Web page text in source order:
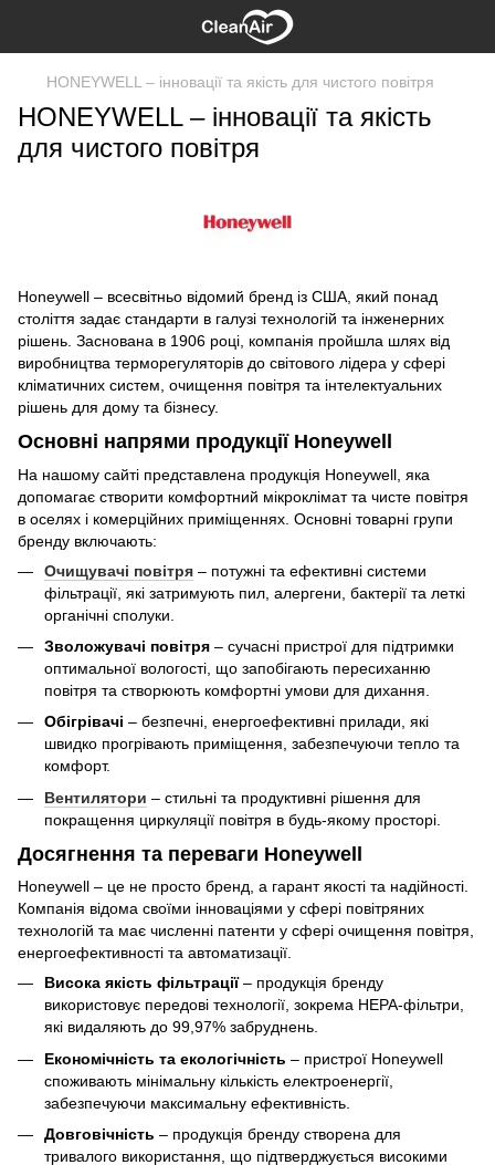
HONEYWELL – інновації та якість для чистого повітря
HONEYWELL – інновації та якість
для чистого повітря
Honeywell – всесвітньо відомий бренд із США, який понад
століття задає стандарти в галузі технологій та інженерних
рішень. Заснована в 1906 році, компанія пройшла шлях від
виробництва терморегуляторів до світового лідера у сфері
кліматичних систем, очищення повітря та інтелектуальних
рішень для дому та бізнесу.
Основні напрями продукції Honeywell
На нашому сайті представлена продукція Honeywell, яка
допомагає створити комфортний мікроклімат та чисте повітря
в оселях і комерційних приміщеннях. Основні товарні групи
бренду включають:
Очищувачі повітря – потужні та ефективні системи
фільтрації, які затримують пил, алергени, бактерії та леткі
органічні сполуки.
Зволожувачі повітря – сучасні пристрої для підтримки
оптимальної вологості, що запобігають пересиханню
повітря та створюють комфортні умови для дихання.
Обігрівачі – безпечні, енергоефективні прилади, які
швидко прогрівають приміщення, забезпечуючи тепло та
комфорт.
Вентилятори – стильні та продуктивні рішення для
покращення циркуляції повітря в будь-якому просторі.
Досягнення та переваги Honeywell
Honeywell – це не просто бренд, а гарант якості та надійності.
Компанія відома своїми інноваціями у сфері повітряних
технологій та має численні патенти у сфері очищення повітря,
енергоефективності та автоматизації.
Висока якість фільтрації– продукція бренду
використовує передові технології, зокрема HEPA-фільтри,
які видаляють до 99,97% забруднень.
Економічність та екологічність – пристрої Honeywell
споживають мінімальну кількість електроенергії,
забезпечуючи максимальну ефективність.
Довговічність – продукція бренду створена для
тривалого використання, що підтверджується високими